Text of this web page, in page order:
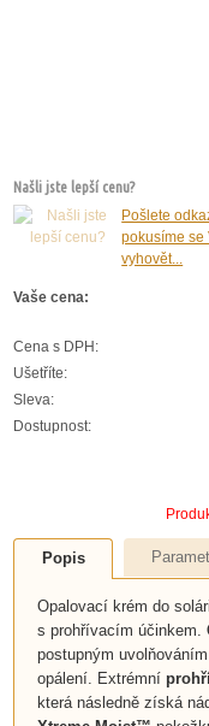
Našli jste lepší cenu?
Pošlete
pokusíme se
vyhovět...
Vaše cena:
Cena s DPH:
Ušetříte:
Sleva:
Dostupnost:
Popis
Opalovací krém do
s prohřívacím účinkem.
postupným
opálení. Extrémní
která následně získá